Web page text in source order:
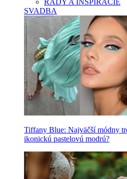
RADY A INŠPIRÁCIE
SVADBA
Tiffany Blue: Najväčší módny
ikonickú pastelovú modrú?